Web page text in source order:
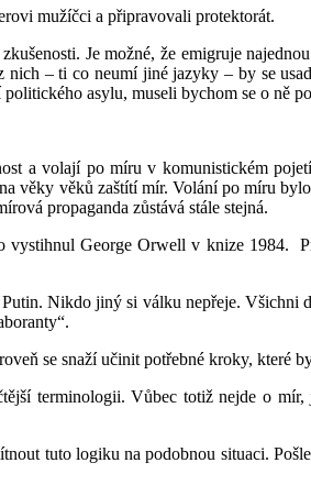
mužíčci a připravovali protektorát.
Je možné, že emigruje
– ti co neumí jiné jazyky – by se
asylu, museli bychom se o ně
a volají po míru v komunistickém
věky věků zaštítí mír. Volání po míru
propaganda zůstává stále stejná.
George Orwell v knize 1984.
Nikdo jiný si válku nepřeje.
se snaží učinit potřebné kroky, které
terminologii. Vůbec totiž nejde o
tuto logiku na podobnou situaci.